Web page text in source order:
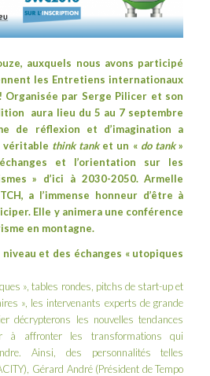
auxquels nous avons participé
les Entretiens internationaux
! Organisée par Serge Pilicer et son
aura lieu du 5 au 7 septembre
de réflexion et d’imagination a
véritable think tanket un « do tank»
et l’orientation sur les
» d’ici à 2030-2050. Armelle
a l’immense honneur d’être à
Elle y animera une conférence
en montagne.
et des échanges « utopiques
», tables rondes, pitchs de start-up et
», les intervenants experts de grande
décrypterons les nouvelles tendances
à affronter les transformations qui
Ainsi, des personnalités telles
Gérard André (Président de Tempo